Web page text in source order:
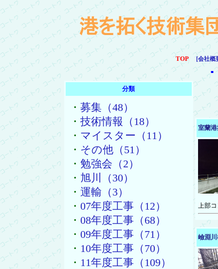
TOP [会社概
■
分類
・ 募集（48）
・ 技術情報（18）
・ マイスター（11）
・ その他（51）
・ 勉強会（2）
・ 旭川（30）
・ 運輸（3）
・ 07年度工事（12）
・ 08年度工事（68）
・ 09年度工事（71）
・ 10年度工事（70）
・ 11年度工事（109）
室蘭
上部
嶮淵